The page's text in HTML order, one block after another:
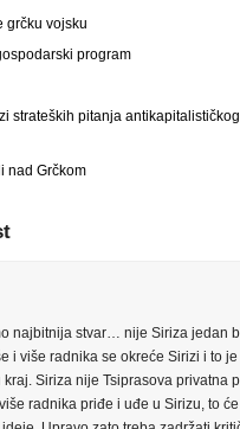
grčku vojsku
program
strateških pitanja
nad Grčkom
najbitnija stvar… nije Siriza jedan
i više radnika se okreće Sirizi i to
Siriza nije Tsiprasova privatna
radnika priđe i uđe u Sirizu, to